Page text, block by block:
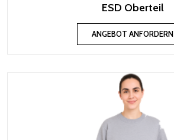
ESD Oberteil
ANGEBOT ANFORDERN